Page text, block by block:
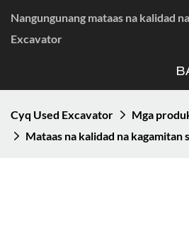
Nangungunang mataas na kalidad
Excavator
Cyq Used Excavator Mga
Mataas na kalidad na